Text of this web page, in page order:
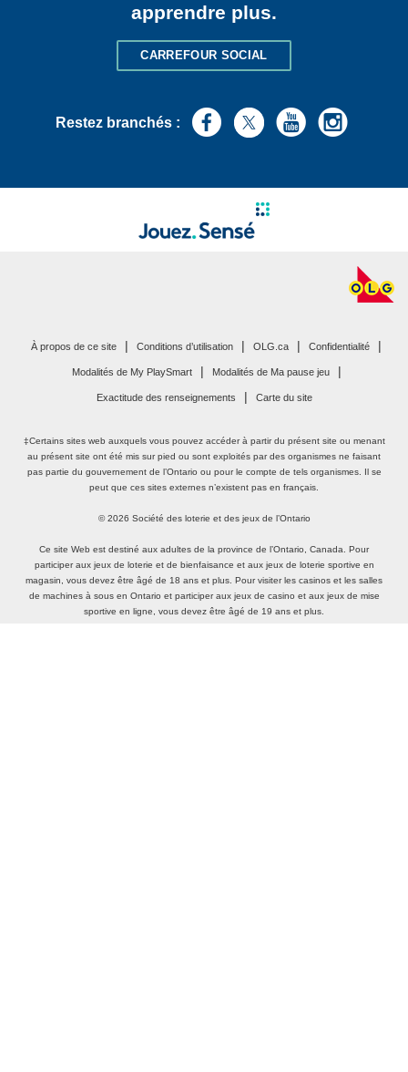
apprendre plus.
CARREFOUR SOCIAL
Restez branchés :
À propos de ce site | Conditions d’utilisation | OLG.caouvrir
| Confidentialitéouvrir
|
Modalités de My PlaySmartouvrir
| Modalités de Ma pause jeuouvrir
fenêtre
|
Exactitude des renseignements | Carte du site
‡Certains sites web auxquels vous pouvez accéder à partir du présent site ou menant
au présent site ont été mis sur pied ou sont exploités par des organismes ne faisant
pas partie du gouvernement de l’Ontario ou pour le compte de tels organismes. Il se
peut que ces sites externes n’existent pas en français.
© 2026 Société des loterie et des jeux de l’Ontario
Ce site Web est destiné aux adultes de la province de l’Ontario, Canada. Pour
participer aux jeux de loterie et de bienfaisance et aux jeux de loterie sportive en
magasin, vous devez être âgé de 18 ans et plus. Pour visiter les casinos et les salles
de machines à sous en Ontario et participer aux jeux de casino et aux jeux de mise
sportive en ligne, vous devez être âgé de 19 ans et plus.